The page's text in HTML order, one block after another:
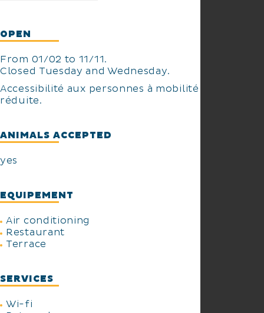
OPEN
From 01/02 to 11/11.
Closed Tuesday and Wednesday.
Accessibilité aux personnes à mobilité
réduite.
ANIMALS ACCEPTED
yes
EQUIPEMENT
Air conditioning
Restaurant
Terrace
SERVICES
Wi-fi